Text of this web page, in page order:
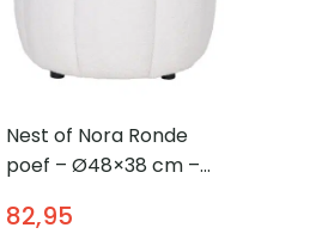
Nest of Nora Ronde
poef – Ø48×38 cm –
82,95